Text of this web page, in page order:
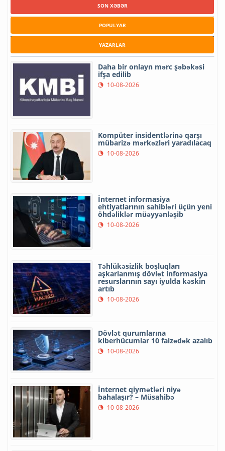
SON XƏBƏR
POPULYAR
YAZARLAR
Daha bir onlayn mərc şəbəkəsi
ifşa edilib
10-08-2026
Kompüter insidentlərinə qarşı
mübarizə mərkəzləri yaradılacaq
10-08-2026
İnternet informasiya
ehtiyatlarının sahibləri üçün yeni
öhdəliklər müəyyənləşib
10-08-2026
Təhlükəsizlik boşluqları
aşkarlanmış dövlət informasiya
resurslarının sayı iyulda kəskin
artıb
10-08-2026
Dövlət qurumlarına
kiberhücumlar 10 faizədək azalıb
10-08-2026
İnternet qiymətləri niyə
bahalaşır? – Müsahibə
10-08-2026